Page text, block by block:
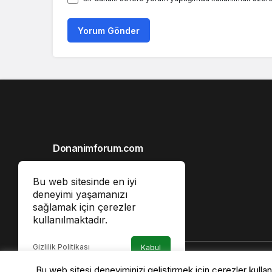
Yorum Gönder
Bu web sitesinde en iyi
deneyimi yaşamanızı
sağlamak için çerezler
kullanılmaktadır.
Gizlilik Politikası Kabul
Donanimforum.com
Gizlilik İlkeleri
Reklam
İletişim